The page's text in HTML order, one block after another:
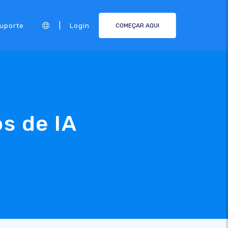
Login COMEÇAR AQUI
de IA